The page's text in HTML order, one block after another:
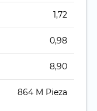
1,72
0,98
8,90
864 M Pieza